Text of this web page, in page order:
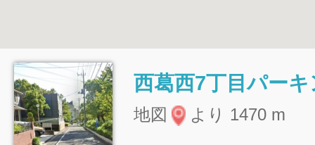
西葛西7丁目パー
地図 より 1470 m